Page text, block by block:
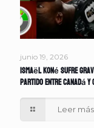
junio 19, 2026
Ismaël Koné sufre
partido entre Canadá y
Leer más